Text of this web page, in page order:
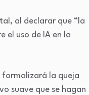
al declarar que “la
el uso de IA en la
formalizará la queja
suave que se hagan